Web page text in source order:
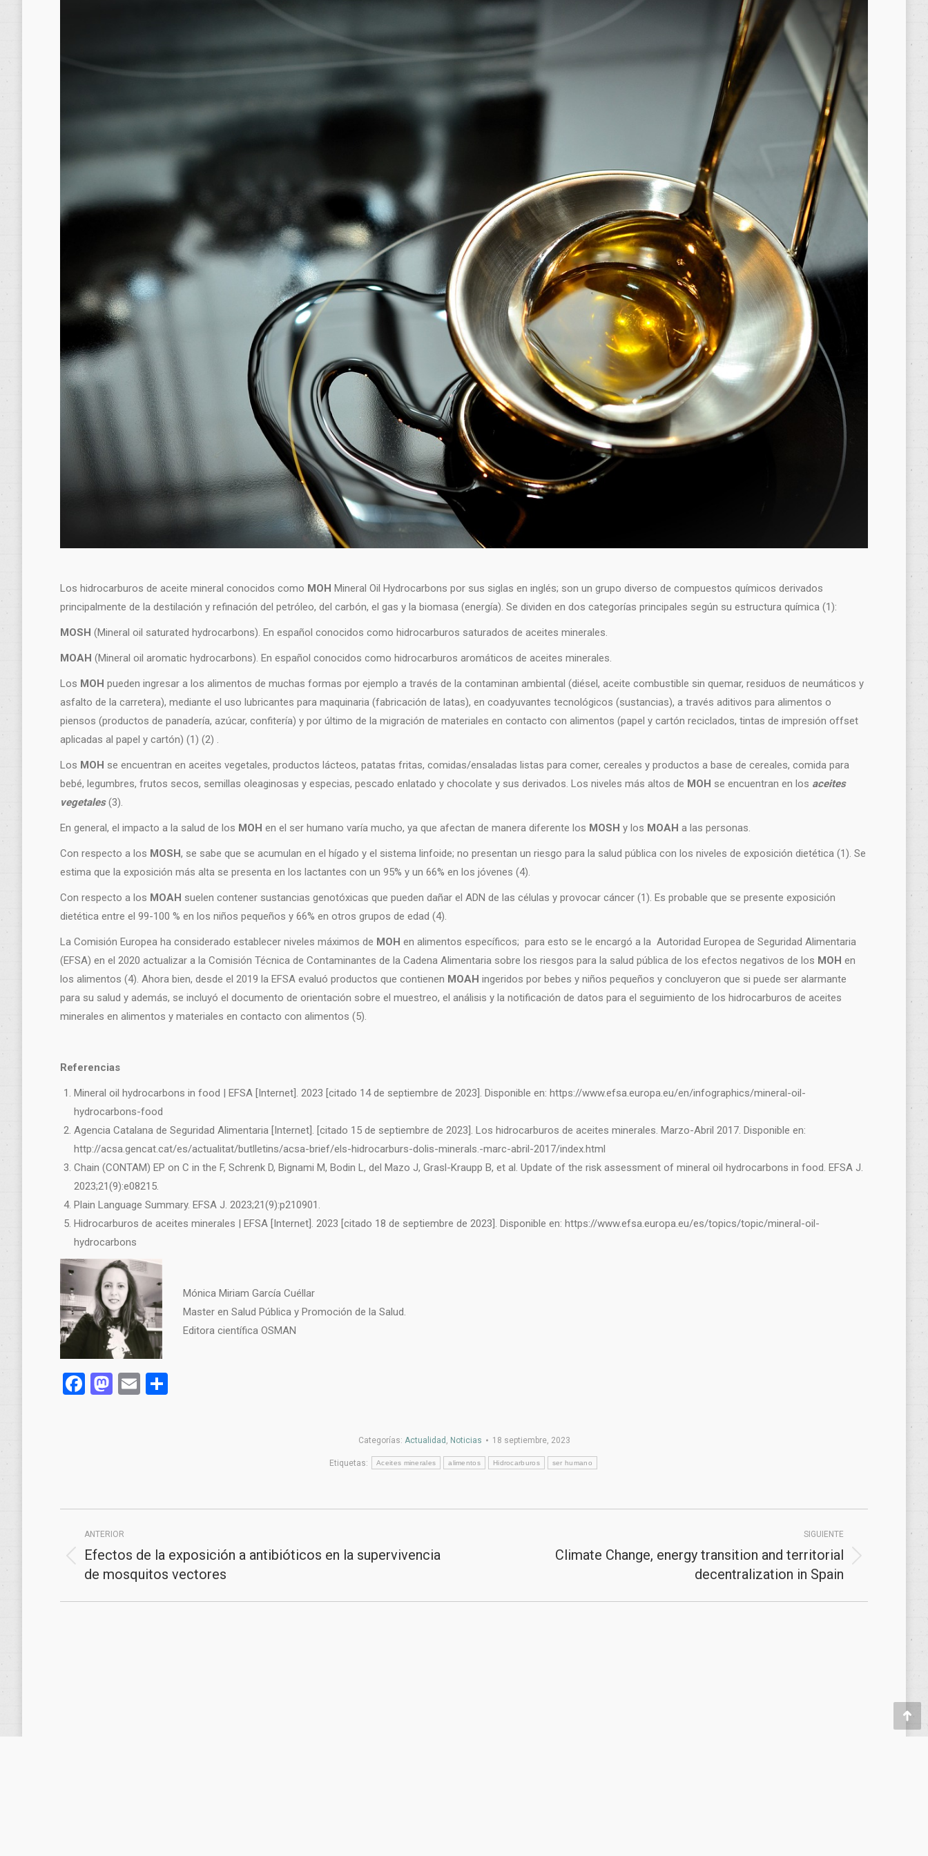
Los hidrocarburos de aceite mineral conocidos como MOH Mineral Oil Hydrocarbons por sus siglas en inglés; son un grupo diverso de compuestos químicos derivados
principalmente de la destilación y refinación del petróleo, del carbón, el gas y la biomasa (energía). Se dividen en dos categorías principales según su estructura química (1):
MOSH (Mineral oil saturated hydrocarbons). En español conocidos como hidrocarburos saturados de aceites minerales.
MOAH (Mineral oil aromatic hydrocarbons). En español conocidos como hidrocarburos aromáticos de aceites minerales.
Los MOH pueden ingresar a los alimentos de muchas formas por ejemplo a través de la contaminan ambiental (diésel, aceite combustible sin quemar, residuos de neumáticos y
asfalto de la carretera), mediante el uso lubricantes para maquinaria (fabricación de latas), en coadyuvantes tecnológicos (sustancias), a través aditivos para alimentos o
piensos (productos de panadería, azúcar, confitería) y por último de la migración de materiales en contacto con alimentos (papel y cartón reciclados, tintas de impresión offset
aplicadas al papel y cartón) (1) (2) .
Los MOH se encuentran en aceites vegetales, productos lácteos, patatas fritas, comidas/ensaladas listas para comer, cereales y productos a base de cereales, comida para
bebé, legumbres, frutos secos, semillas oleaginosas y especias, pescado enlatado y chocolate y sus derivados. Los niveles más altos de MOH se encuentran en los aceites
vegetales(3).
En general, el impacto a la salud de los MOH en el ser humano varía mucho, ya que afectan de manera diferente los MOSH y los MOAH a las personas.
Con respecto a los MOSH, se sabe que se acumulan en el hígado y el sistema linfoide; no presentan un riesgo para la salud pública con los niveles de exposición dietética (1). Se
estima que la exposición más alta se presenta en los lactantes con un 95% y un 66% en los jóvenes (4).
Con respecto a los MOAH suelen contener sustancias genotóxicas que pueden dañar el ADN de las células y provocar cáncer (1). Es probable que se presente exposición
dietética entre el 99-100 % en los niños pequeños y 66% en otros grupos de edad (4).
La Comisión Europea ha considerado establecer niveles máximos de MOH en alimentos específicos; para esto se le encargó a la Autoridad Europea de Seguridad Alimentaria
(EFSA) en el 2020 actualizar a la Comisión Técnica de Contaminantes de la Cadena Alimentaria sobre los riesgos para la salud pública de los efectos negativos de los MOH en
los alimentos (4). Ahora bien, desde el 2019 la EFSA evaluó productos que contienen MOAH ingeridos por bebes y niños pequeños y concluyeron que si puede ser alarmante
para su salud y además, se incluyó el documento de orientación sobre el muestreo, el análisis y la notificación de datos para el seguimiento de los hidrocarburos de aceites
minerales en alimentos y materiales en contacto con alimentos (5).
Referencias
Mineral oil hydrocarbons in food | EFSA [Internet]. 2023 [citado 14 de septiembre de 2023]. Disponible en: https://www.efsa.europa.eu/en/infographics/mineral-oil-
hydrocarbons-food
Agencia Catalana de Seguridad Alimentaria [Internet]. [citado 15 de septiembre de 2023]. Los hidrocarburos de aceites minerales. Marzo-Abril 2017. Disponible en:
http://acsa.gencat.cat/es/actualitat/butlletins/acsa-brief/els-hidrocarburs-dolis-minerals.-marc-abril-2017/index.html
Chain (CONTAM) EP on C in the F, Schrenk D, Bignami M, Bodin L, del Mazo J, Grasl-Kraupp B, et al. Update of the risk assessment of mineral oil hydrocarbons in food. EFSA J.
2023;21(9):e08215.
Plain Language Summary. EFSA J. 2023;21(9):p210901.
Hidrocarburos de aceites minerales | EFSA [Internet]. 2023 [citado 18 de septiembre de 2023]. Disponible en: https://www.efsa.europa.eu/es/topics/topic/mineral-oil-
hydrocarbons
Mónica Miriam García Cuéllar
Master en Salud Pública y Promoción de la Salud.
Editora científica OSMAN
Facebook
Mastodon
Email
Categorías: Actualidad , Noticias 18 septiembre, 2023
Etiquetas: Aceites minerales alimentos Hidrocarburos ser humano
Navegación
entre
publicaciones
ANTERIOR
Publicación
anterior:
Efectos de la exposición a antibióticos en la supervivencia
de mosquitos vectores
SIGUIENTE
Climate Change, energy transition and territorial
decentralization in Spain
Ir